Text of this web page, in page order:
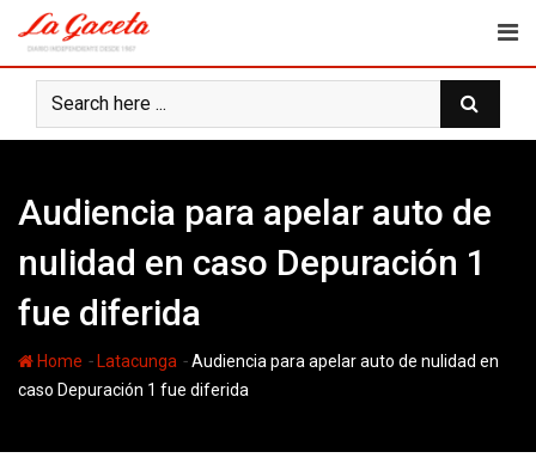
content
Audiencia para apelar auto de
nulidad en caso Depuración 1
fue diferida
Home - Latacunga -Audiencia para apelar auto de nulidad en
caso Depuración 1 fue diferida